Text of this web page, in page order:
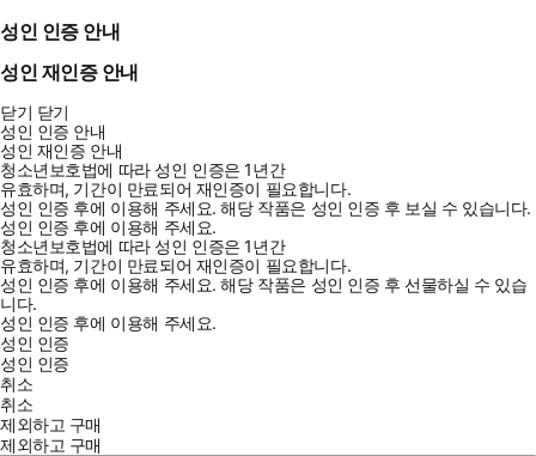
성인 인증 안내
성인 재인증 안내
닫기 닫기
성인 인증 안내
성인 재인증 안내
청소년보호법에 따라 성인 인증은 1년간
유효하며, 기간이 만료되어 재인증이 필요합니다.
성인 인증 후에 이용해 주세요.해당 작품은 성인 인증 후 보실 수 있습니다.
성인 인증 후에 이용해 주세요.
청소년보호법에 따라 성인 인증은 1년간
유효하며, 기간이 만료되어 재인증이 필요합니다.
성인 인증 후에 이용해 주세요.해당 작품은 성인 인증 후 선물하실 수 있습
니다.
성인 인증 후에 이용해 주세요.
성인 인증
성인 인증
취소
취소
제외하고 구매
제외하고 구매